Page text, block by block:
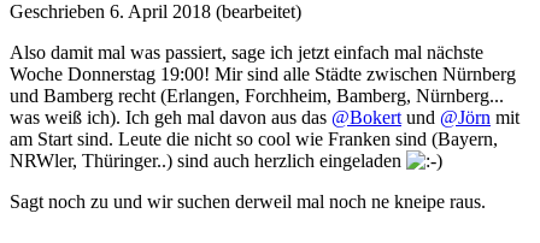
Geschrieben 6. April 2018 (bearbeitet)
Also damit mal was passiert, sage ich jetzt einfach mal nächste
Woche Donnerstag 19:00! Mir sind alle Städte zwischen Nürnberg
und Bamberg recht (Erlangen, Forchheim, Bamberg, Nürnberg...
was weiß ich). Ich geh mal davon aus das @Bokert und @Jörn mit
am Start sind. Leute die nicht so cool wie Franken sind (Bayern,
NRWler, Thüringer..) sind auch herzlich eingeladen
Sagt noch zu und wir suchen derweil mal noch ne kneipe raus.